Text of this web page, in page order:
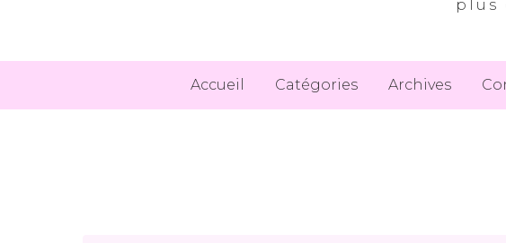
plus
Accueil Catégories Archives